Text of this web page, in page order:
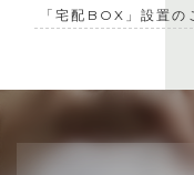
「宅配BOX」設置の